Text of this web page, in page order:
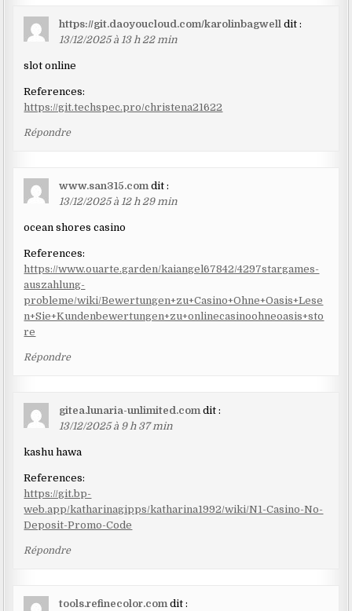
https://git.daoyoucloud.com/karolinbagwell dit :
13/12/2025 à 13 h 22 min
slot online
References:
https://git.techspec.pro/christena21622
Répondre
www.san315.com dit :
13/12/2025 à 12 h 29 min
ocean shores casino
References:
https://www.ouarte.garden/kaiangel67842/4297stargames-
auszahlung-
probleme/wiki/Bewertungen+zu+Casino+Ohne+Oasis+Lese
n+Sie+Kundenbewertungen+zu+onlinecasinoohneoasis+sto
re
Répondre
gitea.lunaria-unlimited.com dit :
13/12/2025 à 9 h 37 min
kashu hawa
References:
https://git.bp-
web.app/katharinagipps/katharina1992/wiki/N1-Casino-No-
Deposit-Promo-Code
Répondre
tools.refinecolor.com dit :